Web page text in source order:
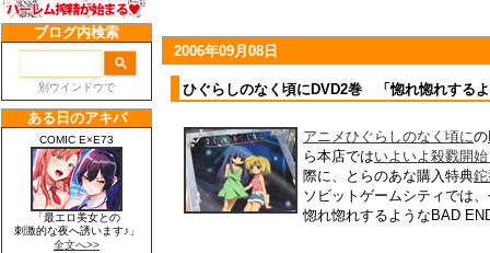
2006年09月08日
ひぐらしのなく頃にDVD2巻 「惚れ惚れする
アニメひぐらしのなく頃にの
ら本店ではいよいよ殺戮開
際に、とらのあな購入特典
ソビットゲームシティでは
惚れ惚れするようなBAD